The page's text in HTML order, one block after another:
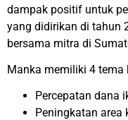
dampak positif untuk
yang didirikan di tahun
bersama mitra di
Manka memiliki 4 tema
Percepatan dana
Peningkatan area